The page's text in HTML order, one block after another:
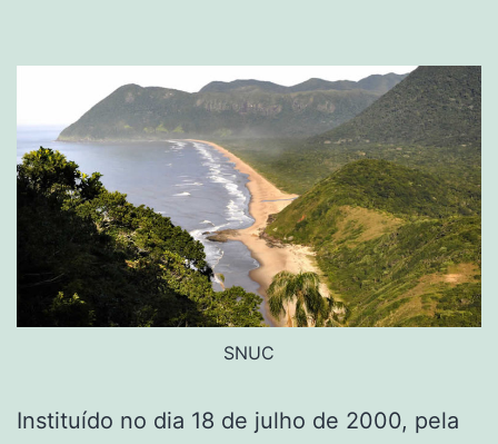
SNUC
Instituído no dia 18 de julho de 2000, pela